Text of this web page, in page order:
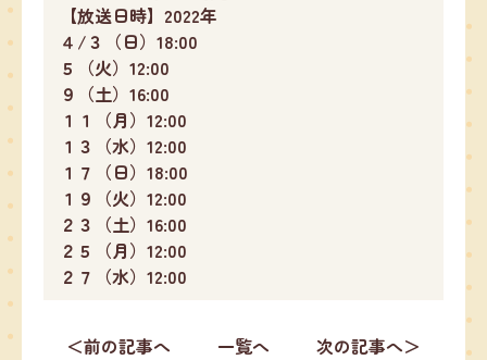
【放送日時】2022年
４/３（日）18:00
５（火）12:00
９（土）16:00
１１（月）12:00
１３（水）12:00
１７（日）18:00
１９（火）12:00
２３（土）16:00
２５（月）12:00
２７（水）12:00
＜前の記事へ 一覧へ 次の記事へ＞